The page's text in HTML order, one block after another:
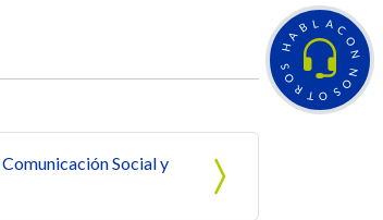
H
A
B L A C
O
N
N
O
S
O
T
R
O
S
Social y